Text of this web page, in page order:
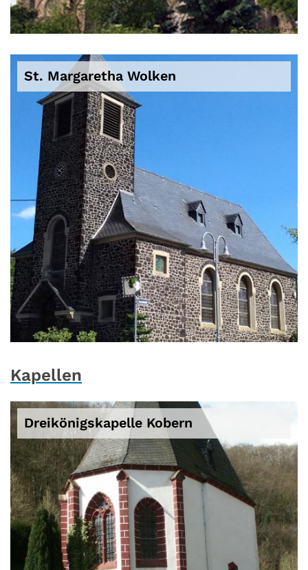
© Pfarrei
St. Margaretha Wolken
© Pfarrei / lfkogo
Kapellen
Dreikönigskapelle Kobern